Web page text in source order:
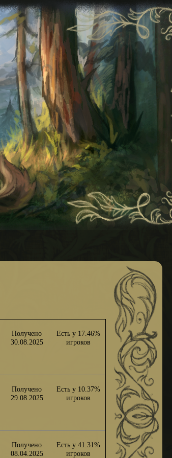
Получено
30.08.2025
Есть у 17.46%
игроков
Получено
29.08.2025
Есть у 10.37%
игроков
Получено
08.04.2025
Есть у 41.31%
игроков